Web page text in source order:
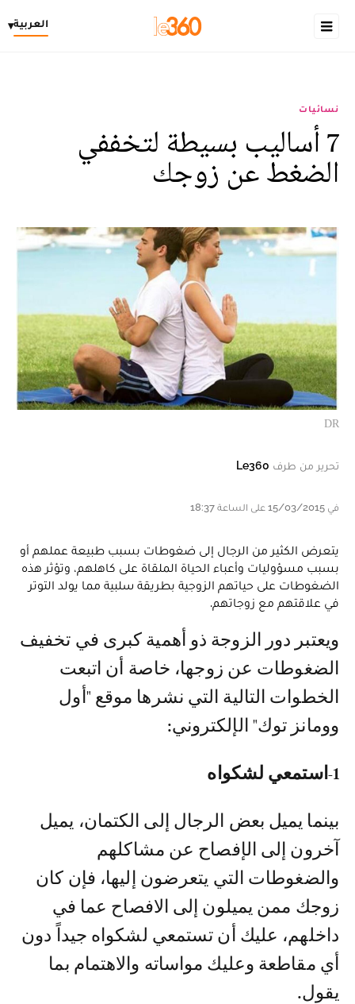
العربية▾
نسائيات
7 أساليب بسيطة لتخففي
الضغط عن زوجك
DR
تحرير من طرف Le360
في 15/03/2015 على الساعة 18:37
يتعرض الكثير من الرجال إلى ضغوطات بسبب طبيعة عملهم أو
بسبب مسؤوليات وأعباء الحياة الملقاة على كاهلهم، وتؤثر هذه
الضغوطات على حياتهم الزوجية بطريقة سلبية مما يولد التوتر
في علاقتهم مع زوجاتهم.
ويعتبر دور الزوجة ذو أهمية كبرى في تخفيف
الضغوطات عن زوجها، خاصة أن اتبعت
الخطوات التالية التي نشرها موقع "أول
وومانز توك" الإلكتروني:
1-استمعي لشكواه
بينما يميل بعض الرجال إلى الكتمان، يميل
آخرون إلى الإفصاح عن مشاكلهم
والضغوطات التي يتعرضون إليها، فإن كان
زوجك ممن يميلون إلى الافصاح عما في
داخلهم، عليك أن تستمعي لشكواه جيداً دون
أي مقاطعة وعليك مواساته والاهتمام بما
يقول.